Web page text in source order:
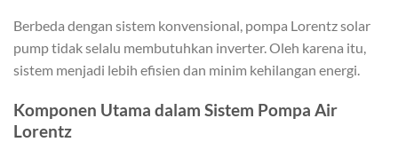
Berbeda dengan sistem konvensional, pompa Lorentz solar
pump tidak selalu membutuhkan inverter. Oleh karena itu,
sistem menjadi lebih efisien dan minim kehilangan energi.
Komponen Utama dalam Sistem Pompa Air
Lorentz